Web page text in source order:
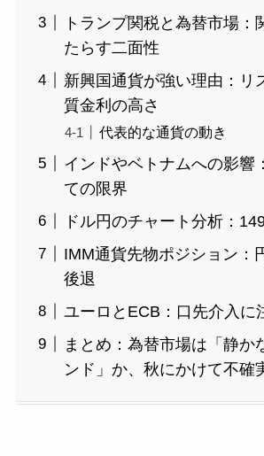
トランプ関税と為替市場：
たらす二面性
新興国通貨が強い理由：リ
質金利の高さ
代表的な通貨の動き
インドやベトナムへの影響
ての限界
ドル円のチャート分析：
IMM通貨先物ポジション：
後退
ユーロとECB：口先介入に
まとめ：為替市場は「静か
ンド」か、秋にかけて不確